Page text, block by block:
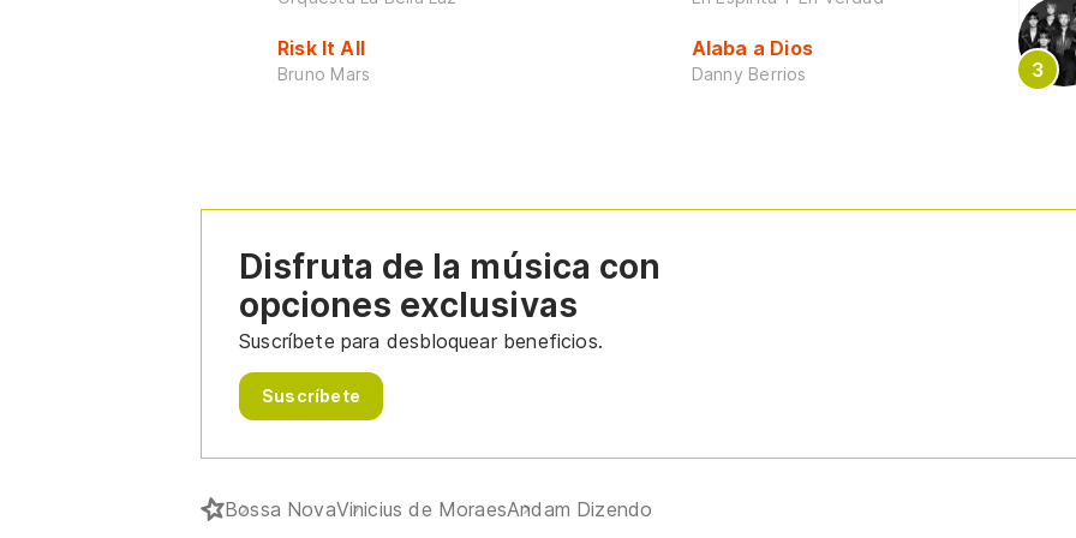
Risk It All
Bruno Mars
Alaba a Dios
Danny Berrios
Disfruta de la música con
opciones exclusivas
Suscríbete para desbloquear beneficios.
Suscríbete
Bossa NovaVinicius de MoraesAndam Dizendo